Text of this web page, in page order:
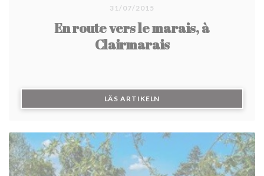
31/07/2015
En route vers le marais, à
Clairmarais
LÄS ARTIKELN